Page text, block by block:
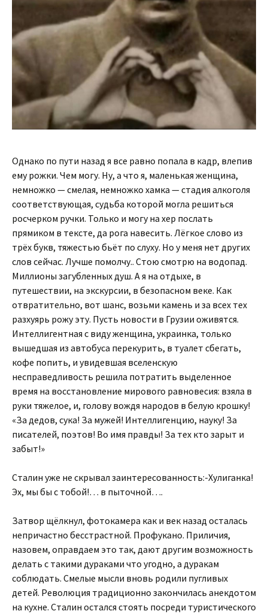
Однако по пути назад я все равно попала в кадр, влепив
ему рожки. Чем могу. Ну, а что я, маленькая женщина,
немножко — смелая, немножко хамка — стадия алкоголя
соответствующая, судьба которой могла решиться
росчерком ручки. Только и могу на хер послать
прямиком в тексте, да рога навесить. Лёгкое слово из
трёх букв, тяжестью бьёт по слуху. Но у меня нет других
слов сейчас. Лучше помолчу.. Стою смотрю на водопад.
Миллионы загубленных душ. А я на отдыхе, в
путешествии, на экскурсии, в безопасном веке. Как
отвратительно, вот шанс, возьми камень и за всех тех
разхуярь рожу эту. Пусть новости в Грузии оживятся.
Интеллигентная с виду женщина, украинка, только
вышедшая из автобуса перекурить, в туалет сбегать,
кофе попить, и увидевшая вселенскую
несправедливость решила потратить выделенное
время на восстановление мирового равновесия: взяла в
руки тяжелое, и, голову вождя народов в белую крошку!
«За дедов, сука! За мужей! Интеллигенцию, науку! За
писателей, поэтов! Во имя правды! За тех кто зарыт и
забыт!»
Сталин уже не скрывал заинтересованность:-Хулиганка!
Эх, мы бы с тобой!… в пыточной….
Затвор щёлкнул, фотокамера как и век назад осталась
непричастно бесстрастной. Профукано. Приличия,
назовем, оправдаем это так, дают другим возможность
делать с такими дураками что угодно, а дуракам
соблюдать. Смелые мысли вновь родили пугливых
детей. Революция традиционно закончилась анекдотом
на кухне. Сталин остался стоять посреди туристического